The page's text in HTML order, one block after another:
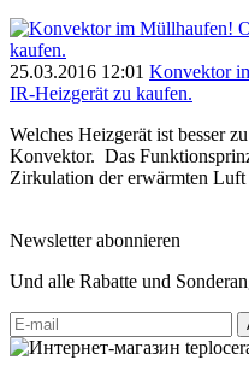
25.03.2016 12:01 Konvektor
IR-Heizgerät zu kaufen.
Welches Heizgerät ist besser
Konvektor. Das
Zirkulation der erwärmten Luft
Newsletter abonnieren
Und alle Rabatte und